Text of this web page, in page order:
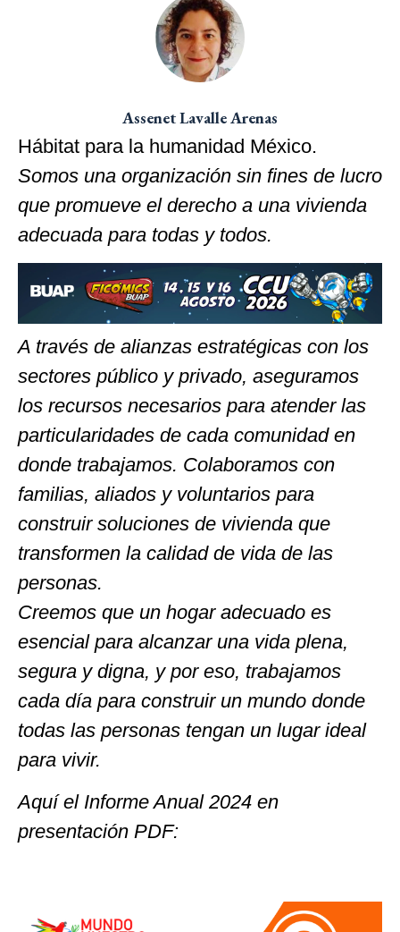
Assenet Lavalle Arenas
Hábitat para la humanidad México.
Somos una organización sin fines de lucro
que promueve el derecho a una vivienda
adecuada para todas y todos.
A través de alianzas estratégicas con los
sectores público y privado, aseguramos
los recursos necesarios para atender las
particularidades de cada comunidad en
donde trabajamos. Colaboramos con
familias, aliados y voluntarios para
construir soluciones de vivienda que
transformen la calidad de vida de las
personas.
Creemos que un hogar adecuado es
esencial para alcanzar una vida plena,
segura y digna, y por eso, trabajamos
cada día para construir un mundo donde
todas las personas tengan un lugar ideal
para vivir.
Aquí el Informe Anual 2024 en
presentación PDF: